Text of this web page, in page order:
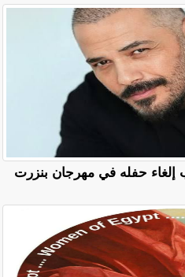
حفله في مهرجان بنزرت